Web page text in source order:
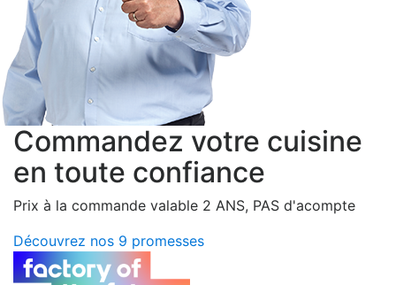
Commandez votre cuisine
en toute confiance
Prix à la commande valable 2 ANS, PAS d'acompte
Découvrez nos 9 promesses